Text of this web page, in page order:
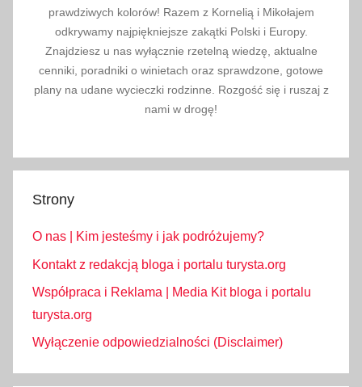
prawdziwych kolorów! Razem z Kornelią i Mikołajem
odkrywamy najpiękniejsze zakątki Polski i Europy.
Znajdziesz u nas wyłącznie rzetelną wiedzę, aktualne
cenniki, poradniki o winietach oraz sprawdzone, gotowe
plany na udane wycieczki rodzinne. Rozgość się i ruszaj z
nami w drogę!
Strony
O nas | Kim jesteśmy i jak podróżujemy?
Kontakt z redakcją bloga i portalu turysta.org
Współpraca i Reklama | Media Kit bloga i portalu
turysta.org
Wyłączenie odpowiedzialności (Disclaimer)